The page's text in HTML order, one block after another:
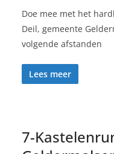
Doe mee met het
Deil, gemeente
volgende afstanden
Lees meer
7-